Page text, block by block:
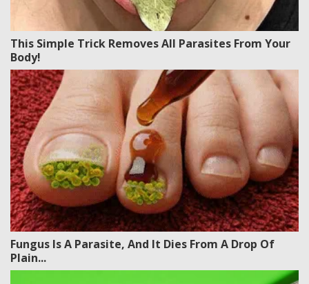
This Simple Trick Removes All Parasites From Your
Body!
Fungus Is A Parasite, And It Dies From A Drop Of
Plain...